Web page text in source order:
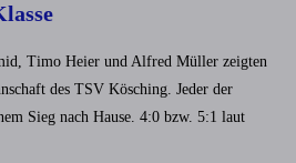
Timo Heier und Alfred Müller zeigten
des TSV Kösching. Jeder der
Sieg nach Hause. 4:0 bzw. 5:1 laut